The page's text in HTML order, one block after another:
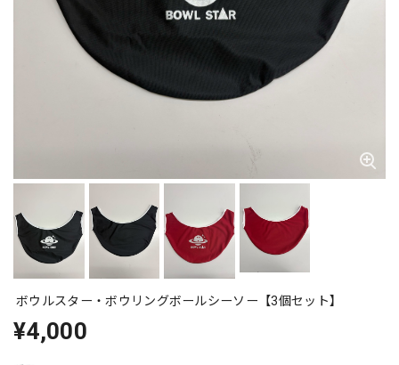
ボウルスター・ボウリングボールシーソー【3個セット】
¥4,000